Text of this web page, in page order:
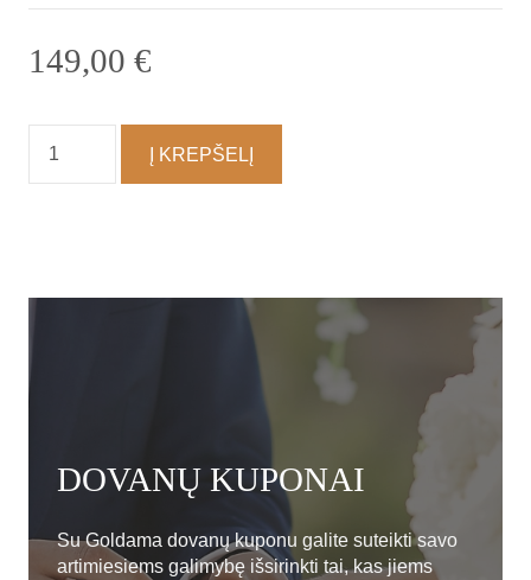
149,00 €
kiekis:
Pakabukas
Į KREPŠELĮ
DOVANŲ KUPONAI
Su Goldama dovanų kuponu galite suteikti savo
artimiesiems galimybę išsirinkti tai, kas jiems